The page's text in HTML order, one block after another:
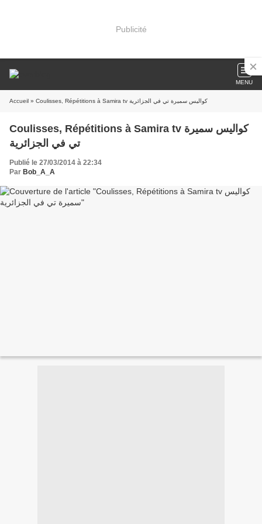
Publicité
MENU
Accueil » Coulisses, Répétitions à Samira tv كواليس سميرة تي في الجزائرية
Coulisses, Répétitions à Samira tv كواليس سميرة
تي في الجزائرية
Publié le 27/03/2014 à 22:34
Par Bob_A_A